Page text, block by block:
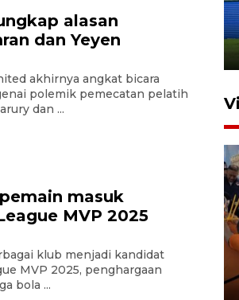
alasan
dan Yeyen
akhirnya angkat bicara
polemik pemecatan pelatih
dan ...
masuk
MVP 2025
klub menjadi kandidat
MVP 2025, penghargaan
bola ...
SPPI di
18:01
DPMM FC, Persib
tiket semifinal Piala